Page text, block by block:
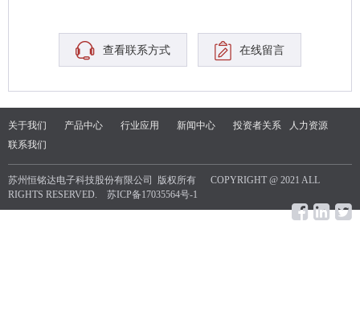
查看联系方式 在线留言
关于我们 产品中心 行业应用 新闻中心 投资者关系
人力资源
联系我们
苏州恒铭达电子科技股份有限公司 版权所有 COPYRIGHT @ 2021 ALL
RIGHTS RESERVED. 苏ICP备17035564号-1